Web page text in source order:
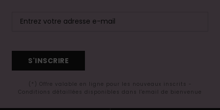
S'INSCRIRE
(*) Offre valable en ligne pour les nouveaux inscrits -
Conditions détaillées disponibles dans l'email de bienvenue